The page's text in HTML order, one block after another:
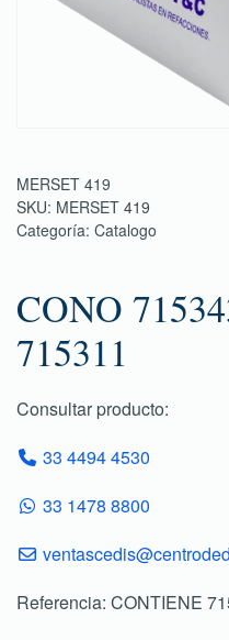
MERSET 419
SKU: MERSET 419
Categoría: Catalogo
CONO
715311
Consultar producto:
33 4494 4530
33 1478 8800
Referencia: CONTIENE